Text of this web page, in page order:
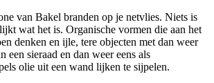
van Bakel branden op je netvlies. Niets is
wat het is. Organische vormen die aan het
denken en ijle, tere objecten met dan weer
een sieraad en dan weer eens als
olie uit een wand lijken te sijpelen.